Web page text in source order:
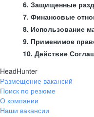
6. Защищенные
7. Финансовые
8. Использование
9. Применимое
10. Действие
HeadHunter
Размещение вакансий
Поиск по резюме
О компании
Наши вакансии